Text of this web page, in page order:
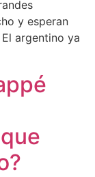
y esperan
argentino ya